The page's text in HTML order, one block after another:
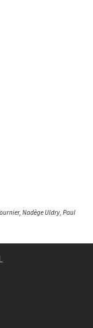
Nadège Uldry, Paul